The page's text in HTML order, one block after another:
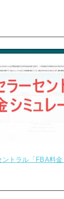
トラル「FBA料金